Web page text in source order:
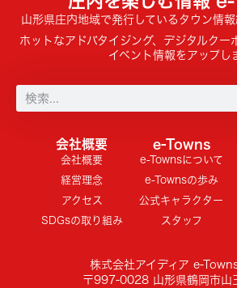
山形県庄内地域で発行しているタウン情
ホットなアドバタイジング、デジタルクー
イベント情報をアップし
会社概要
会社概要
経営理念
アクセス
SDGsの取り組み
e-Towns
e-Townsについて
e-Townsの歩み
公式キャラクター
スタッフ
株式会社アイディア e-
〒997-0028 山形県鶴岡市山